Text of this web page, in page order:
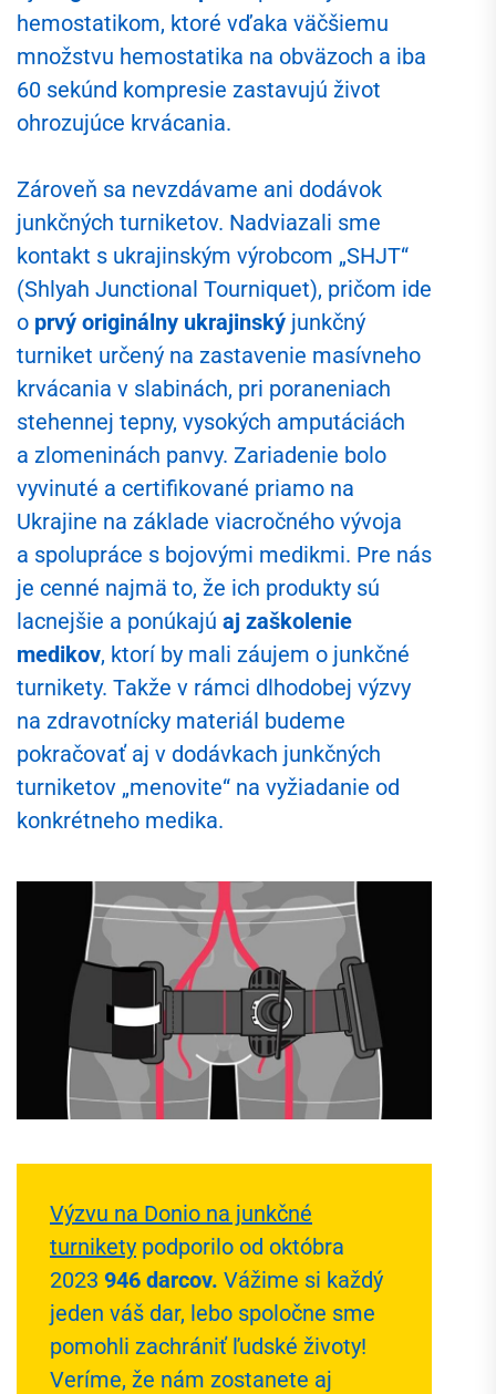
hemostatikom, ktoré vďaka väčšiemu
množstvu hemostatika na obväzoch a iba
60 sekúnd kompresie zastavujú život
ohrozujúce krvácania.
Zároveň sa nevzdávame ani dodávok
junkčných turniketov. Nadviazali sme
kontakt s ukrajinským výrobcom „SHJT“
(Shlyah Junctional Tourniquet), pričom ide
o prvý originálny ukrajinský junkčný
turniket určený na zastavenie masívneho
krvácania v slabinách, pri poraneniach
stehennej tepny, vysokých amputáciách
a zlomeninách panvy. Zariadenie bolo
vyvinuté a certifikované priamo na
Ukrajine na základe viacročného vývoja
a spolupráce s bojovými medikmi. Pre nás
je cenné najmä to, že ich produkty sú
lacnejšie a ponúkajú aj zaškolenie
medikov, ktorí by mali záujem o junkčné
turnikety. Takže v rámci dlhodobej výzvy
na zdravotnícky materiál budeme
pokračovať aj v dodávkach junkčných
turniketov „menovite“ na vyžiadanie od
konkrétneho medika.
Výzvu na Donio na junkčné
turnikety podporilo od októbra
2023 946 darcov. Vážime si každý
jeden váš dar, lebo spoločne sme
pomohli zachrániť ľudské životy!
Veríme, že nám zostanete aj